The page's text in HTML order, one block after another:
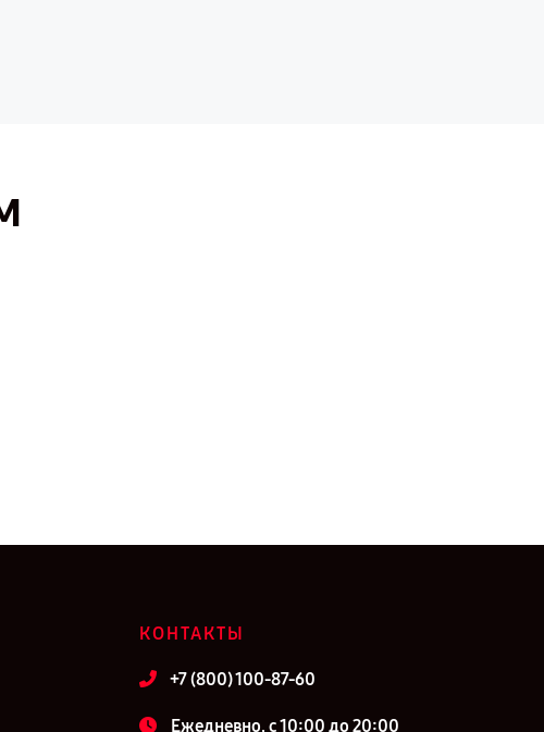
КОНТАКТЫ
+7 (800) 100-87-60
Ежедневно, с 10:00 до 20:00